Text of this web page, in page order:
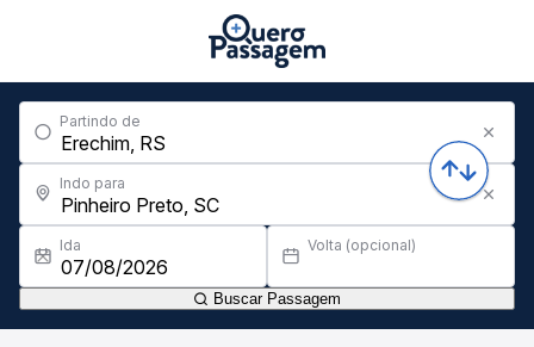
Partindo de
Indo para
Ida Volta (opcional)
Buscar Passagem